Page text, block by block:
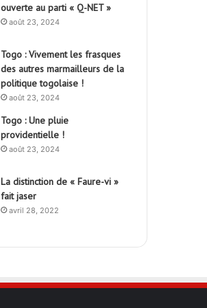
ouverte au parti « Q-NET »
août 23, 2024
Togo : Vivement les frasques
des autres marmailleurs de la
politique togolaise !
août 23, 2024
Togo : Une pluie
providentielle !
août 23, 2024
La distinction de « Faure-vi »
fait jaser
avril 28, 2022